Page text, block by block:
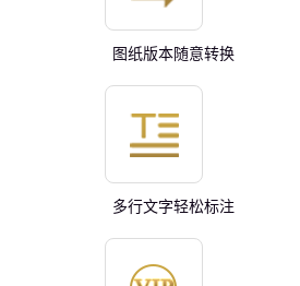
图纸版本随意转换
多行文字轻松标注